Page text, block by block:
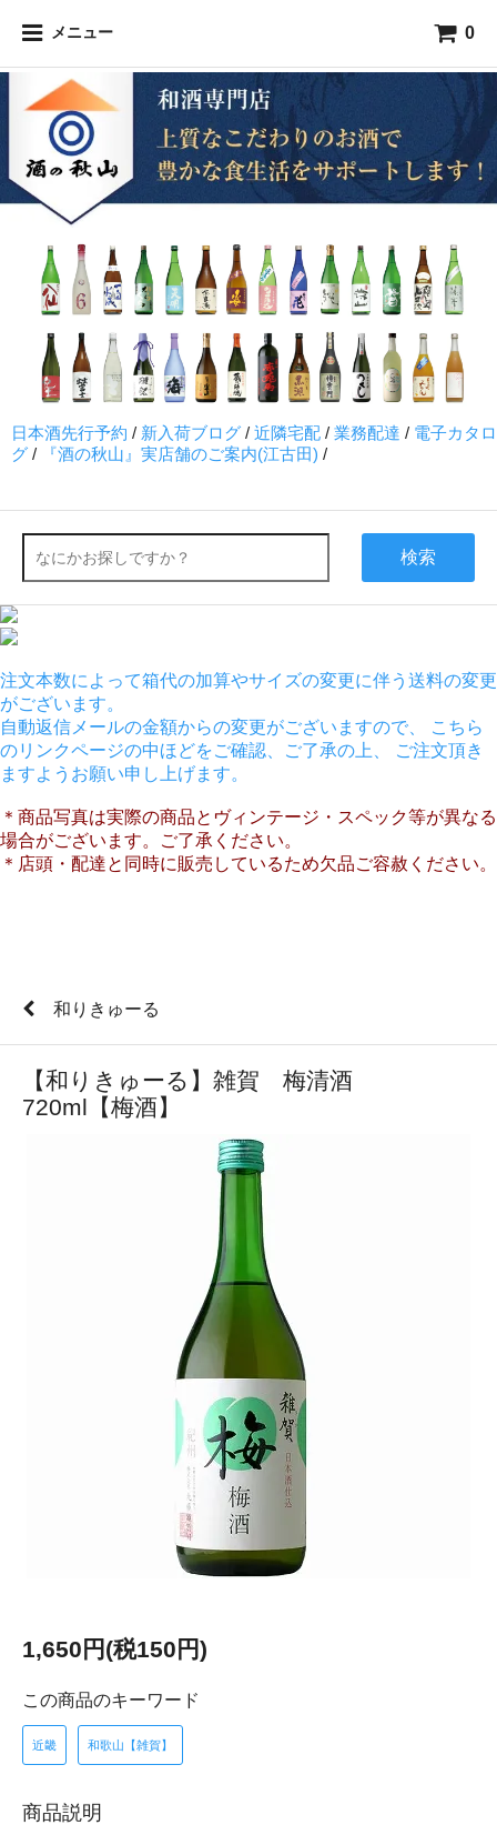
メニュー 0
日本酒先行予約 / 新入荷ブログ / 近隣宅配 / 業務配達 / 電子カタロ
グ / 『酒の秋山』実店舗のご案内(江古田) /
検索
注文本数によって箱代の加算やサイズの変更に伴う送料の変更
がございます。
自動返信メールの金額からの変更がございますので、 こちら
のリンクページの中ほどをご確認、ご了承の上、 ご注文頂き
ますようお願い申し上げます。
＊商品写真は実際の商品とヴィンテージ・スペック等が異なる
場合がございます。ご了承ください。
＊店頭・配達と同時に販売しているため欠品ご容赦ください。
和りきゅーる
【和りきゅーる】雑賀 梅清酒
720ml【梅酒】
1,650円(税150円)
この商品のキーワード
近畿 和歌山【雑賀】
商品説明